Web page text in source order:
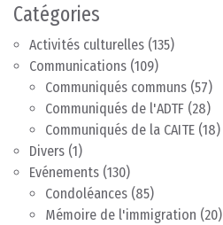
Catégories
Activités culturelles (135)
Communications (109)
Communiqués communs (57)
Communiqués de l'ADTF (28)
Communiqués de la CAITE (18)
Divers (1)
Evénements (130)
Condoléances (85)
Mémoire de l'immigration (20)